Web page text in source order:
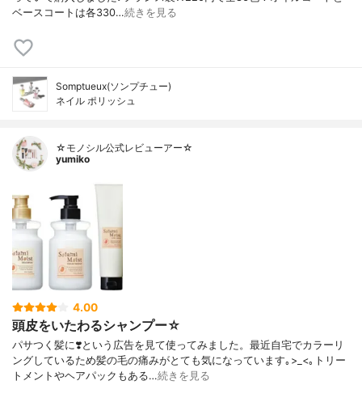
ベースコートは各330…続きを見る
Somptueux(ソンプチュー)
ネイル ポリッシュ
☆モノシル公式レビューアー☆
yumiko
4.00
頭皮をいたわるシャンプー☆
パサつく髪に❣️という広告を見て使ってみました。最近自宅でカラーリ
ングしているため髪の毛の痛みがとても気になっています｡>_<｡トリー
トメントやヘアパックもある…続きを見る